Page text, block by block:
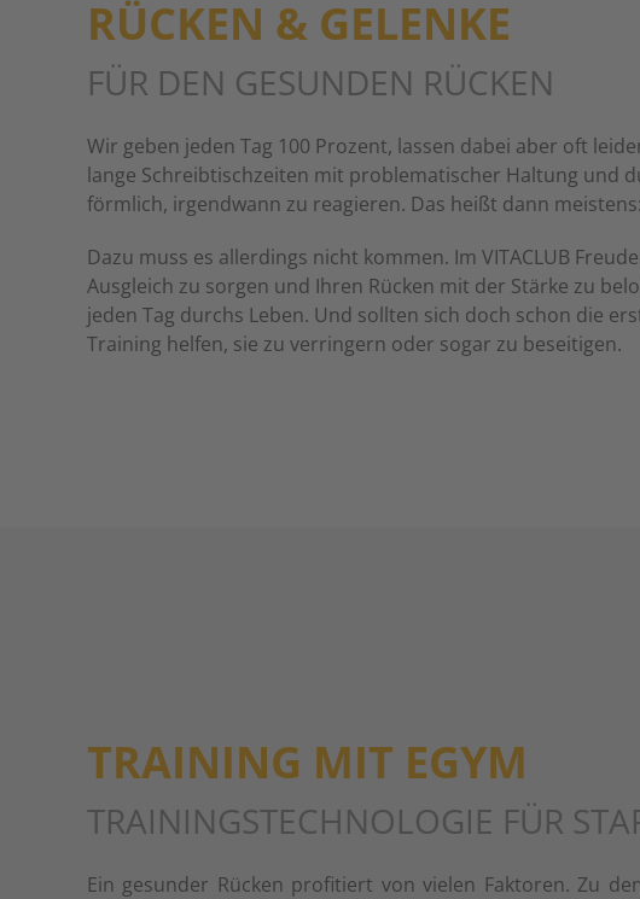
RÜCKEN & GELENKE
FÜR DEN GESUNDEN RÜCKEN
Wir geben jeden Tag 100 Prozent, lassen dabei aber oft
lange Schreibtischzeiten mit problematischer Haltung und
förmlich, irgendwann zu reagieren. Das heißt dann
Dazu muss es allerdings nicht kommen. Im VITACLUB
Ausgleich zu sorgen und Ihren Rücken mit der Stärke zu
jeden Tag durchs Leben. Und sollten sich doch schon die
Training helfen, sie zu verringern oder sogar zu beseitigen.
TRAINING MIT EGYM
TRAININGSTECHNOLOGIE FÜR
Ein gesunder Rücken profitiert von vielen Faktoren. Zu